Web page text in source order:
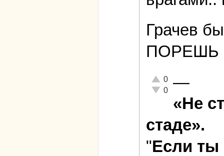
Грачев
ПОРЕШЬ
Отлично!
0
Неадекватно!
0 —
«Не
стаде».
"Если ты